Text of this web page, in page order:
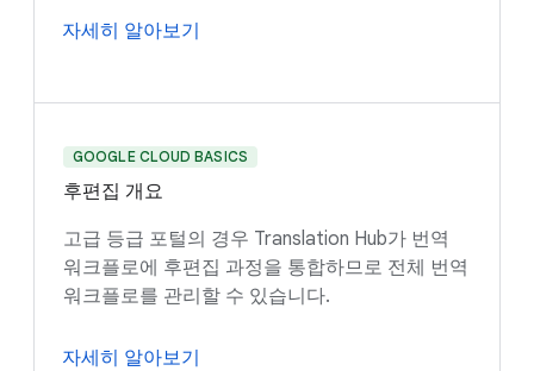
자세히 알아보기
GOOGLE CLOUD BASICS
후편집 개요
고급 등급 포털의 경우 Translation Hub가 번역
워크플로에 후편집 과정을 통합하므로 전체 번역
워크플로를 관리할 수 있습니다.
자세히 알아보기